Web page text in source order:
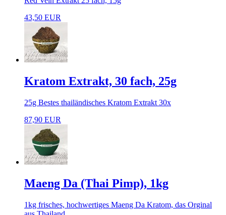
43,50 EUR
Kratom Extrakt, 30 fach, 25g
25g Bestes thailändisches Kratom Extrakt 30x
87,90 EUR
Maeng Da (Thai Pimp), 1kg
1kg frisches, hochwertiges Maeng Da Kratom, das Orginal